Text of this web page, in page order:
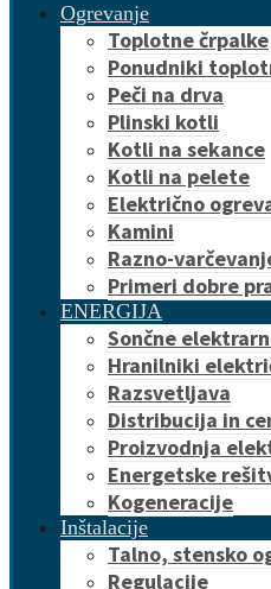
Ogrevanje
Toplotne črpalke
Ponudniki
Peči na drva
Plinski kotli
Kotli na sekance
Kotli na pelete
Električno
Kamini
Razno-
Primeri dobre
ENERGIJA
Sončne
Hranilniki
Razsvetljava
Distribucija in
Proizvodnja
Energetske
Kogeneracije
Inštalacije
Talno, stensko
Regulacije